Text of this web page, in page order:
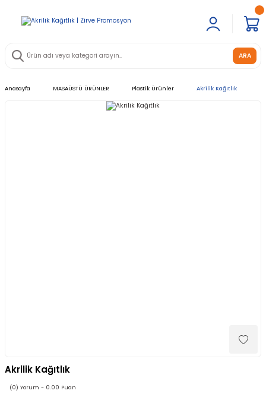
ARA
Anasayfa MASAÜSTÜ ÜRÜNLER Plastik Ürünler Akrilik Kağıtlık
Akrilik Kağıtlık
(0) Yorum - 0.00 Puan